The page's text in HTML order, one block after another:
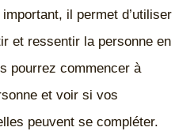
il permet d’utiliser
et ressentir la personne en
pourrez commencer à
et voir si vos
peuvent se compléter.